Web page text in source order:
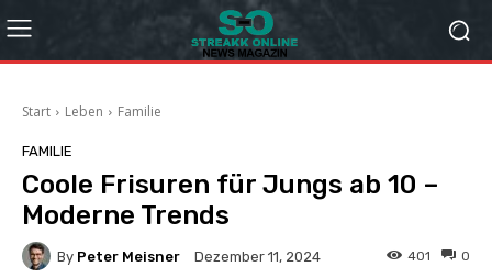
Start Leben Familie
FAMILIE
Coole Frisuren für Jungs ab 10 –
Moderne Trends
By Peter Meisner Dezember 11, 2024 0
401